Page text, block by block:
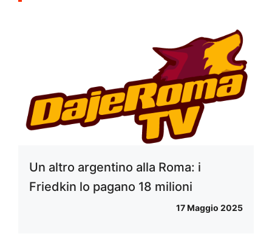
Un altro argentino alla Roma: i
Friedkin lo pagano 18 milioni
17 Maggio 2025